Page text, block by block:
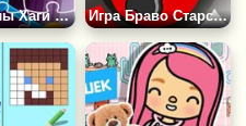
Игра Пазлы Хаги Ваги Игра Браво Старс: Бабл Кола